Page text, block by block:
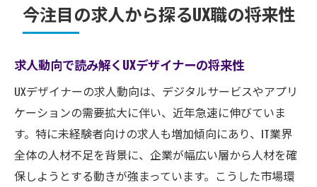
今注目の求人から探るUX職の将来性
求人動向で読み解くUXデザイナーの将来性
UXデザイナーの求人動向は、デジタルサービスやアプリ
ケーションの需要拡大に伴い、近年急速に伸びていま
す。特に未経験者向けの求人も増加傾向にあり、IT業界
全体の人材不足を背景に、企業が幅広い層から人材を確
保しようとする動きが強まっています。こうした市場環